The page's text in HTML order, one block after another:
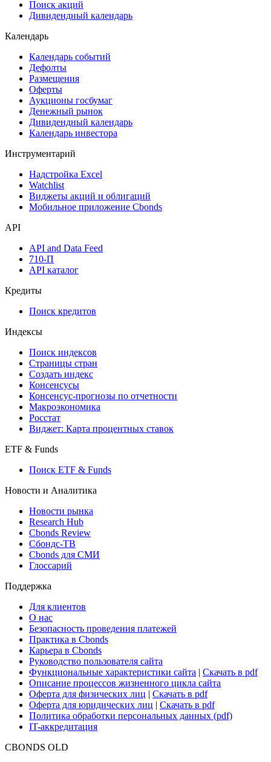
Самые популярные облигации на Cbonds.ru
Дивидендный календарь
Календарь
Календарь событий
Дефолты
Размещения
Оферты
Денежный рынок
Календарь инвестора
Инструментарий
Мобильное приложение Cbonds
API
API and Data Feed
API каталог
Кредиты
Поиск кредитов
Индексы
Поиск индексов
Страницы стран
Создать индекс
Консенсусы
Макроэкономика
Виджет: Карта процентных ставок
ETF & Funds
Поиск ETF & Funds
Новости и Аналитика
Новости рынка
Research Hub
Сбондс-ТВ
Глоссарий
Поддержка
Для клиентов
О нас
Безопасность проведения платежей
Практика в Cbonds
Карьера в Cbonds
Руководство пользователя сайта
Функциональные характеристики сайта|Скачать в pdf
Описание процессов жизненного цикла сайта
Оферта для юридических лиц